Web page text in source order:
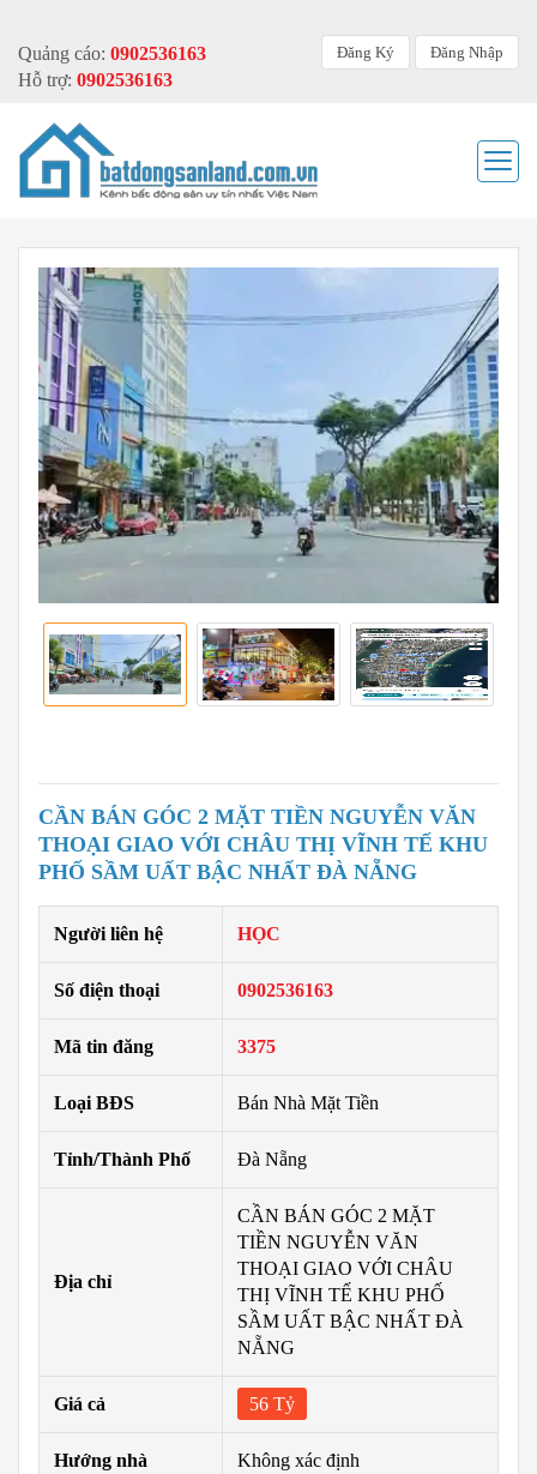
Quảng cáo: 0902536163
Hỗ trợ: 0902536163
Đăng Ký Đăng Nhập
CẦN BÁN GÓC 2 MẶT TIỀN NGUYỄN VĂN
THOẠI GIAO VỚI CHÂU THỊ VĨNH TẾ KHU
PHỐ SẦM UẤT BẬC NHẤT ĐÀ NẴNG
Người liên hệ HỌC
Số điện thoại 0902536163
Mã tin đăng 3375
Loại BĐS Bán Nhà Mặt Tiền
Tỉnh/Thành Phố Đà Nẵng
Địa chỉ
CẦN BÁN GÓC 2 MẶT
TIỀN NGUYỄN VĂN
THOẠI GIAO VỚI CHÂU
THỊ VĨNH TẾ KHU PHỐ
SẦM UẤT BẬC NHẤT ĐÀ
NẴNG
Giá cả 56 Tỷ
Hướng nhà Không xác định